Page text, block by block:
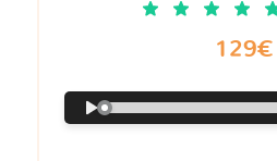
129€